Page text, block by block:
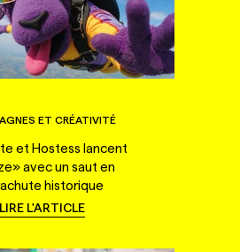
ET CRÉATIVITÉ
et Hostess lancent
avec un saut en
historique
LIRE L'ARTICLE